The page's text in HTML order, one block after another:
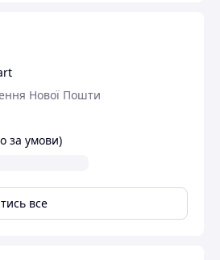
Нової Пошти
за умови)
все